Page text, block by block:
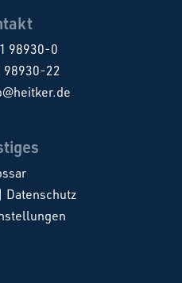
98930-0
98930-22
| Datenschutz